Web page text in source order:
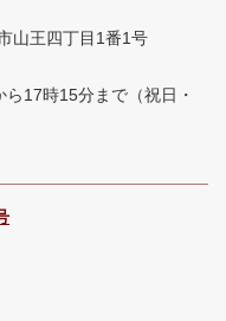
山王四丁目1番1号
ら17時15分まで （祝日・